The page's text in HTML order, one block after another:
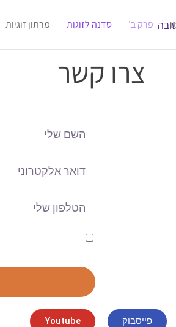
פרק ב' סדנה לזוגות מרתון זוגיות
צרו קשר
פייסבוק Youtube